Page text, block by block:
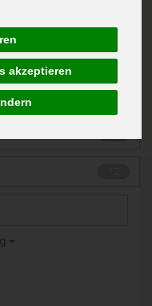
akzeptieren
11
13